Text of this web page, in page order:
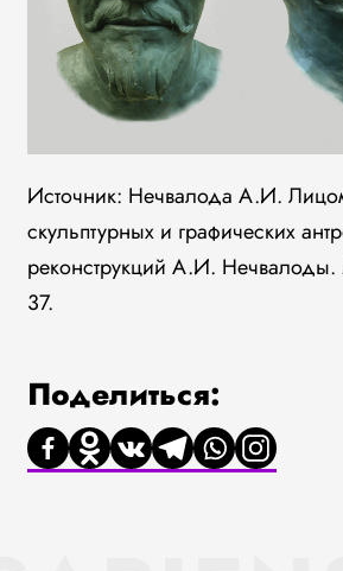
Источник: Нечвалода А.И.
скульптурных и графических
реконструкций А.И.
37.
Поделиться: